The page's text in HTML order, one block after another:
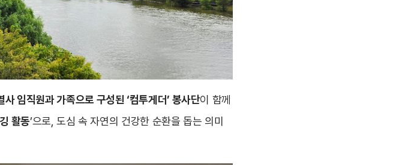
임직원과 가족으로 구성된 ‘컴투게더’ 봉사단이 함께
활동’으로, 도심 속 자연의 건강한 순환을 돕는 의미